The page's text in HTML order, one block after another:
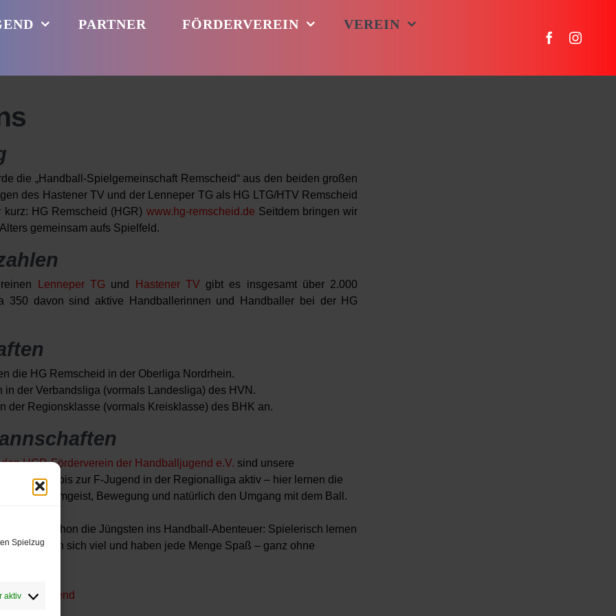
Spielzug
aktiv
PARTNER FÖRDERVEREIN VEREIN
die „Handball-Spielgemeinschaft Remscheid“ aus den beiden großen
des Hastener TV und der Lenneper TG als HG LTG/HTV Remscheid
kurz: HG Remscheid (HGR) www.hg-remscheid.de Seitdem bringen wir
gemeinsam aufs Spielfeld.
Lenneper TG und Hastener TVgibt es insgesamt über 2.000
350 davon sind aktive Handballerinnen und Handballer bei der HG
die HG Remscheid in der Oberliga Nordrhein.
in der Verbandsliga (vormals Landesliga) des HVN.
der Regionsklasse (vormals Kreisklasse) des BHK an.
HGR-Förderverein der Handballjugend e.V. sind unsere
von der A- bis zur F-Jugend in der Regionalliga aktiv – hier lernen die
Teamgeist, Bewegung und natürlich den Umgang mit dem Ball.
starten schon die Jüngsten ins Handball-Abenteuer: Spielerisch lernen
bewegen sich viel und haben jede Menge Spaß – ganz ohne
->Jugend